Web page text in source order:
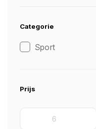
Categorie
Sport
Prijs